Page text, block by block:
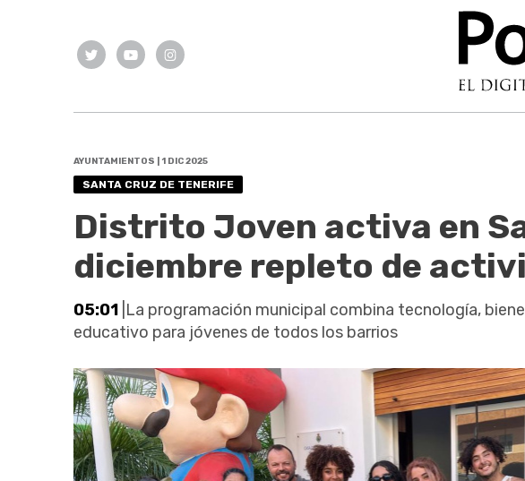
AYUNTAMIENTOS | 1 DIC 2025
SANTA CRUZ DE TENERIFE
Distrito Joven activa en
diciembre repleto de
05:01 |La programación municipal combina tecnología,
educativo para jóvenes de todos los barrios